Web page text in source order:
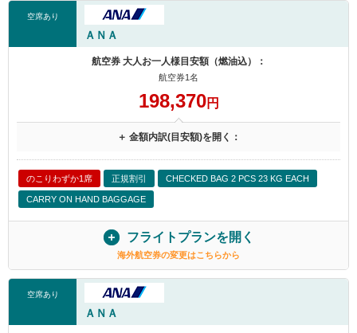
空席あり
ＡＮＡ
航空券 大人お一人様目安額（燃油込）：
航空券1名
198,370円
＋ 金額内訳(目安額)を開く：
のこりわずか1席 正規割引 CHECKED BAG 2 PCS 23 KG EACH
CARRY ON HAND BAGGAGE
フライトプランを開く
海外航空券の変更はこちらから
空席あり
ＡＮＡ